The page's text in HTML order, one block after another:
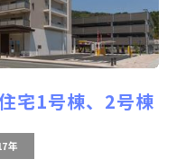
宅1号棟、2号棟
年